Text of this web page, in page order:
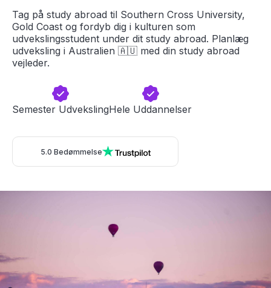
Tag på study abroad til Southern Cross University,
Gold Coast og fordyb dig i kulturen som
udvekslingsstudent under dit study abroad. Planlæg
udveksling i Australien 🇦🇺 med din study abroad
vejleder.
Semester UdvekslingHele Uddannelser
5.0 Bedømmelse